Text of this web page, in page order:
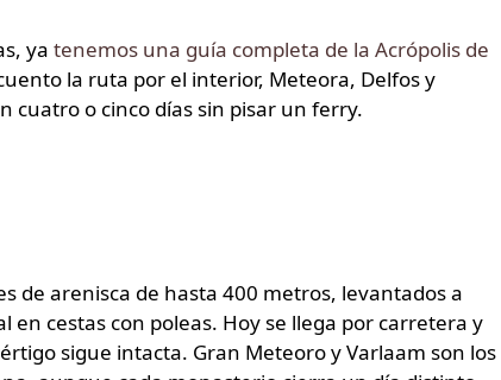
ya tenemos una guía completa de la Acrópolis de
la ruta por el interior, Meteora, Delfos y
cuatro o cinco días sin pisar un ferry.
de arenisca de hasta 400 metros, levantados a
cestas con poleas. Hoy se llega por carretera y
sigue intacta. Gran Meteoro y Varlaam son los